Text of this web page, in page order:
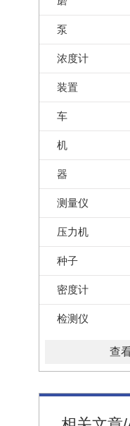
泵
浓度计
装置
车
机
器
测量仪
压力机
种子
密度计
检测仪
查